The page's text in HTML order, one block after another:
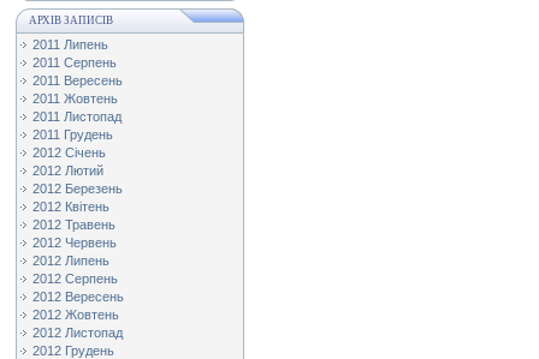
АРХІВ ЗАПИСІВ
2011 Липень
2011 Серпень
2011 Вересень
2011 Жовтень
2011 Листопад
2011 Грудень
2012 Січень
2012 Лютий
2012 Березень
2012 Квітень
2012 Травень
2012 Червень
2012 Липень
2012 Серпень
2012 Вересень
2012 Жовтень
2012 Листопад
2012 Грудень